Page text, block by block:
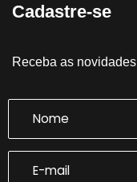
Cadastre-se
Receba as novidades